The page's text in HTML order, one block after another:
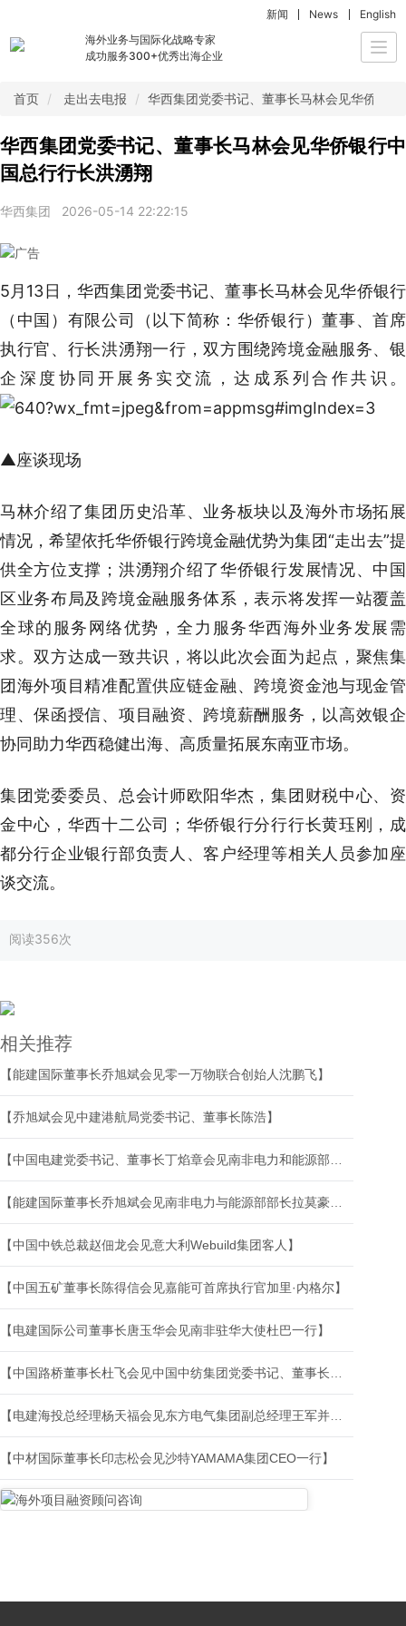
海外业务与国际化战略专家
成功服务300+优秀出海企业
新闻 News English
首页 走出去电报 华西集团党委书记、董事长马林会见华侨银
华西集团党委书记、董事长马林会见华侨银行中
国总行行长洪湧翔
华西集团 2026-05-14 22:22:15
5月13日，华西集团党委书记、董事长马林会见华侨银行
（中国）有限公司（以下简称：华侨银行）董事、首席
执行官、行长洪湧翔一行，双方围绕跨境金融服务、银
企深度协同开展务实交流，达成系列合作共识。
▲座谈现场
马林介绍了集团历史沿革、业务板块以及海外市场拓展
情况，希望依托华侨银行跨境金融优势为集团“走出去”提
供全方位支撑；洪湧翔介绍了华侨银行发展情况、中国
区业务布局及跨境金融服务体系，表示将发挥一站覆盖
全球的服务网络优势，全力服务华西海外业务发展需
求。双方达成一致共识，将以此次会面为起点，聚焦集
团海外项目精准配置供应链金融、跨境资金池与现金管
理、保函授信、项目融资、跨境薪酬服务，以高效银企
协同助力华西稳健出海、高质量拓展东南亚市场。
集团党委委员、总会计师欧阳华杰，集团财税中心、资
金中心，华西十二公司；华侨银行分行行长黄珏刚，成
都分行企业银行部负责人、客户经理等相关人员参加座
谈交流。
阅读356次
相关推荐
【能建国际董事长乔旭斌会见零一万物联合创始人沈鹏飞】
【乔旭斌会见中建港航局党委书记、董事长陈浩】
【中国电建党委书记、董事长丁焰章会见南非电力和能源部部长拉莫豪帕】
【能建国际董事长乔旭斌会见南非电力与能源部部长拉莫豪帕】
【中国中铁总裁赵佃龙会见意大利Webuild集团客人】
【中国五矿董事长陈得信会见嘉能可首席执行官加里·内格尔】
【电建国际公司董事长唐玉华会见南非驻华大使杜巴一行】
【中国路桥董事长杜飞会见中国中纺集团党委书记、董事长张鸿飞一行】
【电建海投总经理杨天福会见东方电气集团副总经理王军并参加维特罗项目公司员工座谈会】
【中材国际董事长印志松会见沙特YAMAMA集团CEO一行】